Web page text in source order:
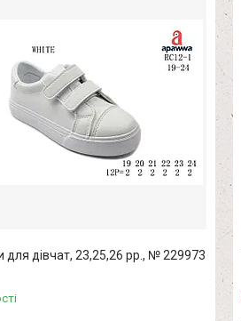
для дівчат, 23,25,26 рр., № 229973